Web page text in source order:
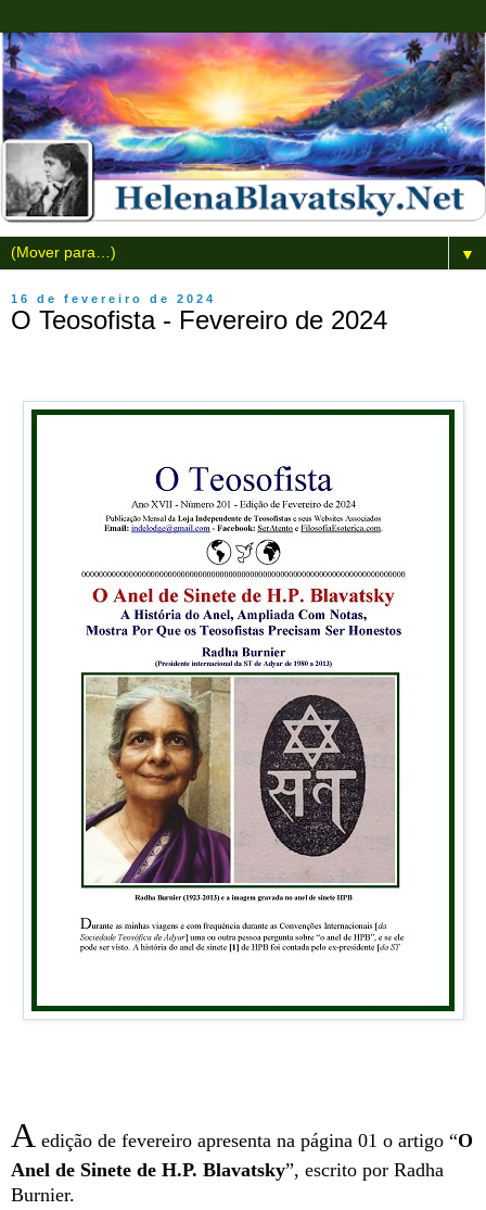
▼
16 de fevereiro de 2024
O Teosofista - Fevereiro de 2024
A edição de fevereiro apresenta na página 01 o artigo “O
Anel de Sinete de H.P. Blavatsky”, escrito por Radha
Burnier.